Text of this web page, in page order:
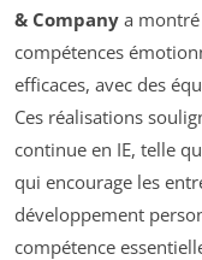
& Company a montré
compétences
efficaces, avec des
Ces réalisations
continue en IE, telle
qui encourage les
développement
compétence